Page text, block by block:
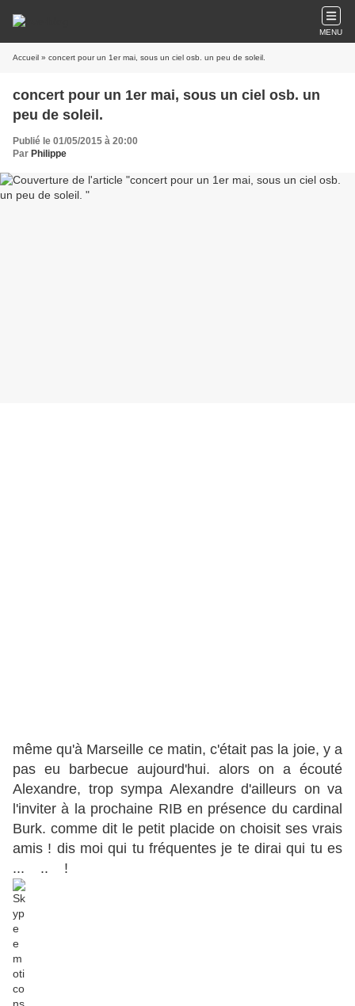
MENU
Accueil » concert pour un 1er mai, sous un ciel osb. un peu de soleil.
concert pour un 1er mai, sous un ciel osb. un
peu de soleil.
Publié le 01/05/2015 à 20:00
Par Philippe
même qu'à Marseille ce matin, c'était pas la joie, y a
pas eu barbecue aujourd'hui. alors on a écouté
Alexandre, trop sympa Alexandre d'ailleurs on va
l'inviter à la prochaine RIB en présence du cardinal
Burk. comme dit le petit placide on choisit ses vrais
amis ! dis moi qui tu fréquentes je te dirai qui tu es
... .. !